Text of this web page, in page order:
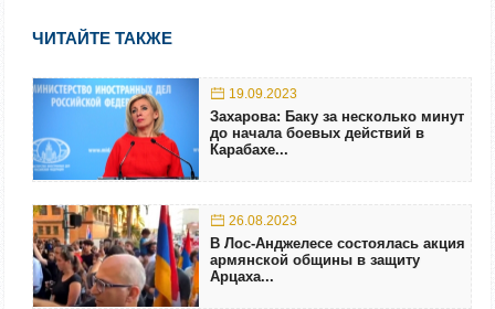
ЧИТАЙТЕ ТАКЖЕ
19.09.2023
Захарова: Баку за несколько минут
до начала боевых действий в
Карабахе...
26.08.2023
В Лос-Анджелесе состоялась акция
армянской общины в защиту
Арцаха...